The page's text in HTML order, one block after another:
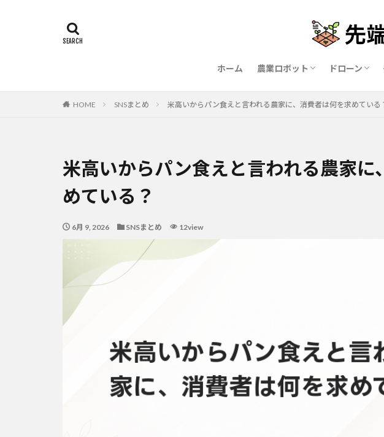
ホーム 農業ロボット
農業ロボットメーカー比較15社
ドローン
ドローン農
ハウス用遮
HOME SNSまとめ 米高いからパン食えと言われる農家に、消費者は何を求めている
米高いからパン食えと言われる農家に
めている？
6月 9, 2026 SNSまとめ 12view